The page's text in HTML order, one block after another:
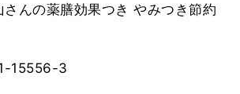
さんの薬膳効果つき やみつき節約
15556-3